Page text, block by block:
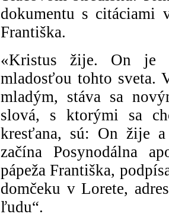
dokumentu s citáciami
Františka.
«Kristus žije. On je
mladosťou tohto sveta.
mladým, stáva sa
slová, s ktorými sa
kresťana, sú: On žije
začína Posynodálna
pápeža Františka,
domčeku v Lorete,
ľudu“.